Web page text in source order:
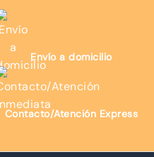
Envío a domicilio
Contacto/Atención Express